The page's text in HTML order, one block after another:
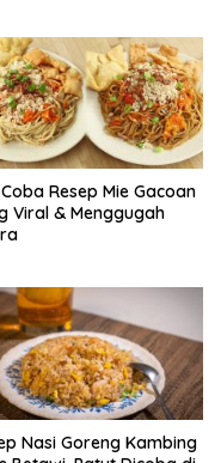
Resep Mie Gacoan
Viral & Menggugah
Nasi Goreng Kambing